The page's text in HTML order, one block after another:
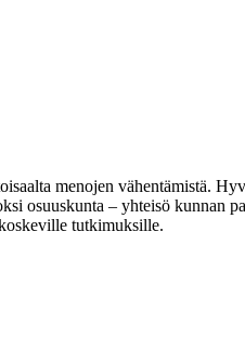
menojen vähentämistä.
osuuskunta – yhteisö kunnan
tutkimuksille.